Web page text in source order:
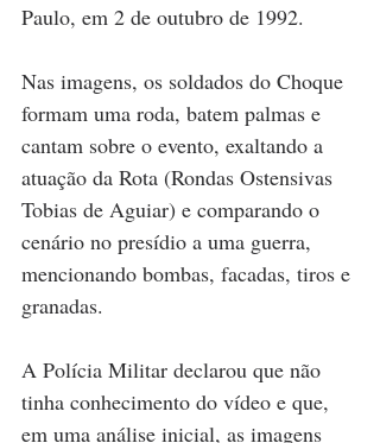
Paulo, em 2 de outubro de 1992.
Nas imagens, os soldados do Choque
formam uma roda, batem palmas e
cantam sobre o evento, exaltando a
atuação da Rota (Rondas Ostensivas
Tobias de Aguiar) e comparando o
cenário no presídio a uma guerra,
mencionando bombas, facadas, tiros e
granadas.
A Polícia Militar declarou que não
tinha conhecimento do vídeo e que,
em uma análise inicial, as imagens